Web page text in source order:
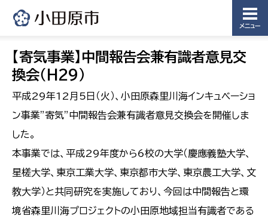
メニュー
【寄気事業】中間報告会兼有識者意見交
換会（H29）
平成29年12月5日（火）、小田原森里川海インキュベーショ
ン事業”寄気”中間報告会兼有識者意見交換会を開催しま
した。
本事業では、平成29年度から6校の大学（慶應義塾大学、
星槎大学、東京工業大学、東京都市大学、東京農工大学、文
教大学）と共同研究を実施しており、今回は中間報告と環
境省森里川海プロジェクトの小田原地域担当有識者である